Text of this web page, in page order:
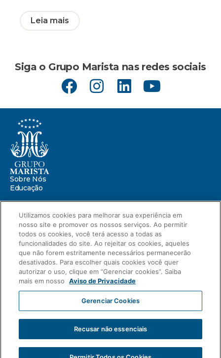
Leia mais
Siga o Grupo Marista nas redes sociais
Sobre Nós
Educação
Centro Marista de Defesa da Infância
Missão Marista
Compromissos
Portal ESG
Relatório de Sustentabilidade 2025
Relatório de Transparência Salarial
Novidades
Blog
Aviso de Privacidade
Intranet
Fale Conosco
2023 © Grupo Marista
Associação Paranaense de Cultura
CNPJ: 76.659.820/0001-51
Utilizamos cookies para melhorar sua experiência em
nosso site e promover os nossos serviços. Ao permitir
todos os cookies, você terá acesso a todas as
funcionalidades do site. Ao rejeitar os cookies, aqueles
que não forem estritamente necessários permanecerão
desativados. Para escolher quais cookies você quer
autorizar o uso, clique em “Gerenciar cookies”. Saiba
mais em nosso
Aviso de Privacidade
Gerenciar Cookies
Recusar não essenciais